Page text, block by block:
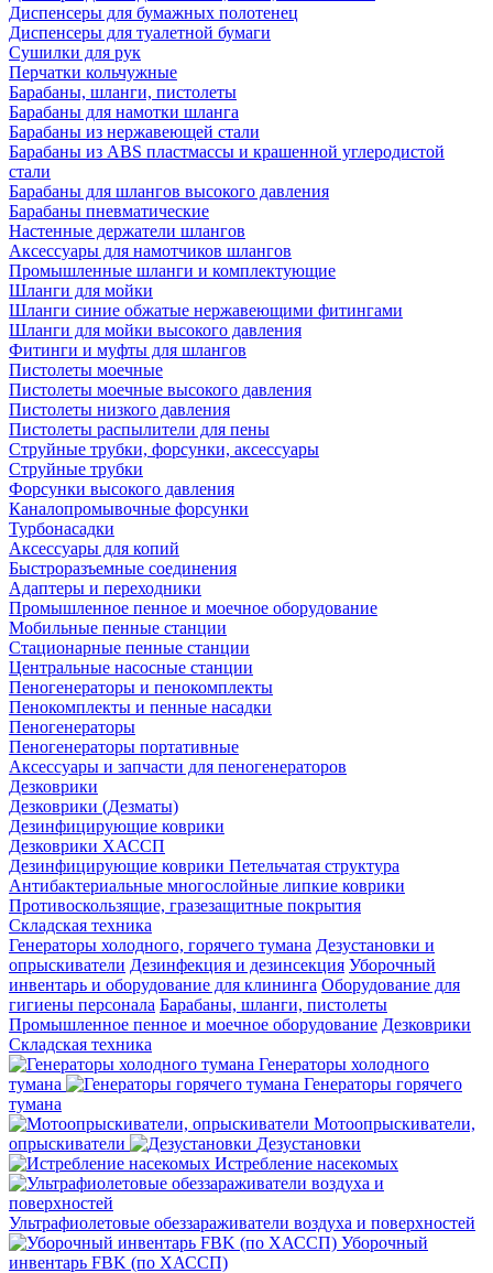
Диспенсеры для бумажных полотенец
Диспенсеры для туалетной бумаги
Сушилки для рук
Перчатки кольчужные
Барабаны, шланги, пистолеты
Барабаны для намотки шланга
Барабаны из нержавеющей стали
Барабаны из ABS пластмассы и крашенной углеродистой
стали
Барабаны для шлангов высокого давления
Барабаны пневматические
Настенные держатели шлангов
Аксессуары для намотчиков шлангов
Промышленные шланги и комплектующие
Шланги для мойки
Шланги синие обжатые нержавеющими фитингами
Шланги для мойки высокого давления
Фитинги и муфты для шлангов
Пистолеты моечные
Пистолеты моечные высокого давления
Пистолеты низкого давления
Пистолеты распылители для пены
Струйные трубки, форсунки, аксессуары
Струйные трубки
Форсунки высокого давления
Каналопромывочные форсунки
Турбонасадки
Аксессуары для копий
Быстроразъемные соединения
Адаптеры и переходники
Промышленное пенное и моечное оборудование
Мобильные пенные станции
Стационарные пенные станции
Центральные насосные станции
Пеногенераторы и пенокомплекты
Пенокомплекты и пенные насадки
Пеногенераторы
Пеногенераторы портативные
Аксессуары и запчасти для пеногенераторов
Дезковрики
Дезковрики (Дезматы)
Дезинфицирующие коврики
Дезковрики ХАССП
Дезинфицирующие коврики Петельчатая структура
Антибактериальные многослойные липкие коврики
Противоскользящие, гразезащитные покрытия
Складская техника
Генераторы холодного, горячего тумана Дезустановки и
опрыскиватели Дезинфекция и дезинсекция Уборочный
инвентарь и оборудование для клининга Оборудование для
гигиены персонала Барабаны, шланги, пистолеты
Промышленное пенное и моечное оборудование Дезковрики
Складская техника
Генераторы холодного
тумана
Генераторы горячего
тумана
Мотоопрыскиватели,
опрыскиватели
Дезустановки
Истребление насекомых
Ультрафиолетовые обеззараживатели воздуха и поверхностей
Уборочный
инвентарь FBK (по ХАССП)